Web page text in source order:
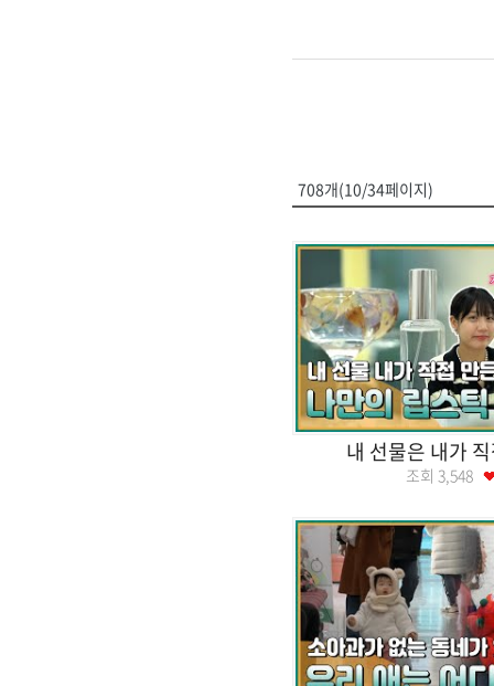
708개(10/34페이지)
내 선물은 내가
조회 3,548